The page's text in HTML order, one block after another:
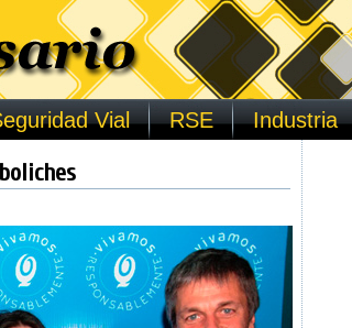
Vial RSE Industria